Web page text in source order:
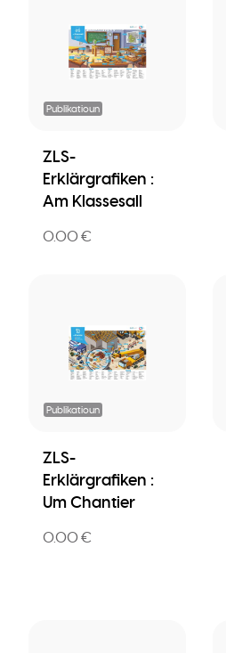
Publikatioun
ZLS-
Erklärgrafiken :
Am Klassesall
0.00 €
Publikatioun
ZLS-
Erklärgrafiken :
Um Chantier
0.00 €